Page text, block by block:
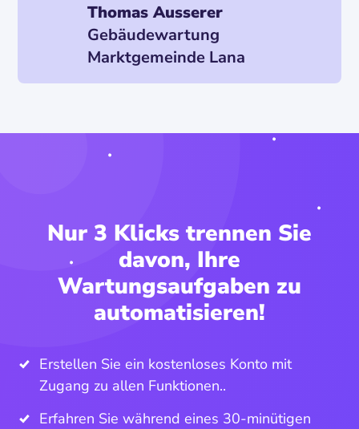
Thomas Ausserer
Gebäudewartung
Marktgemeinde Lana
Nur 3 Klicks trennen Sie
davon, Ihre
Wartungsaufgaben zu
automatisieren!
Erstellen Sie ein kostenloses Konto mit
Zugang zu allen Funktionen..
Erfahren Sie während eines 30-minütigen